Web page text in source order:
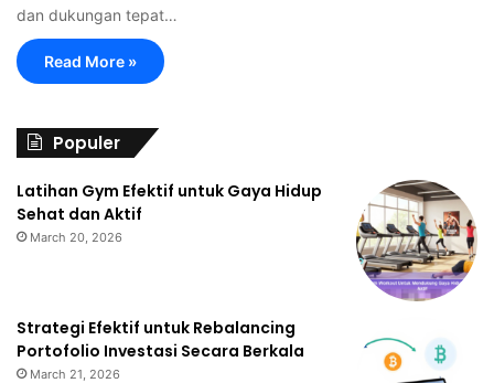
dan dukungan tepat…
Read More »
Populer
Latihan Gym Efektif untuk Gaya Hidup
Sehat dan Aktif
March 20, 2026
Strategi Efektif untuk Rebalancing
Portofolio Investasi Secara Berkala
March 21, 2026